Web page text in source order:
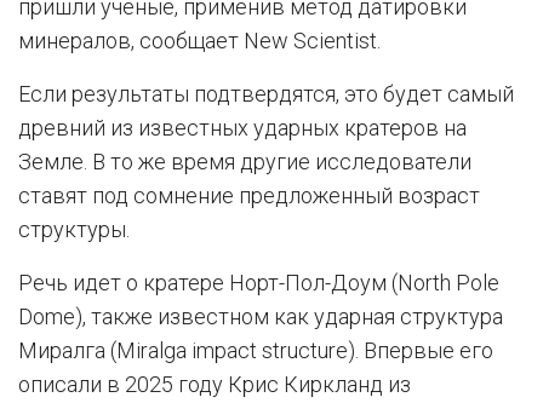
пришли ученые, применив метод датировки
минералов, сообщает New Scientist.
Если результаты подтвердятся, это будет самый
древний из известных ударных кратеров на
Земле. В то же время другие исследователи
ставят под сомнение предложенный возраст
структуры.
Речь идет о кратере Норт-Пол-Доум (North Pole
Dome), также известном как ударная структура
Миралга (Miralga impact structure). Впервые его
описали в 2025 году Крис Киркланд из